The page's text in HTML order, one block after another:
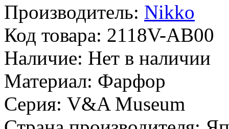
Производитель: Nikko
Код товара: 2118V-AB00
Наличие: Нет в наличии
Материал: Фарфор
Серия: V&A Museum